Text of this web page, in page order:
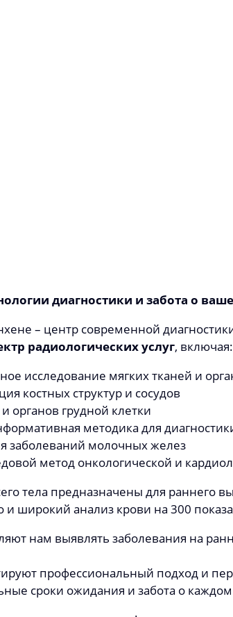
диагностики и забота о
– центр современной
радиологических услуг, включая:
исследование мягких тканей и
костных структур и сосудов
органов грудной клетки
методика для
заболеваний молочных желез
метод онкологической и
тела предназначены для раннего
и широкий анализ крови на 300
нам выявлять заболевания на
профессиональный подход и
сроки ожидания и забота о